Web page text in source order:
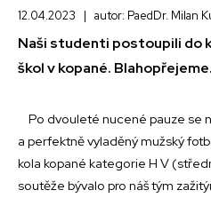
12.04.2023 | autor: PaedDr. Milan
Naši studenti postoupili do
škol v kopané. Blahopřejeme.
Po dvouleté nucené pauze se
a perfektně vyladěný mužský
kola kopané kategorie H V
soutěže bývalo pro náš tým